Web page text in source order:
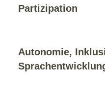
Partizipation
Autonomie,